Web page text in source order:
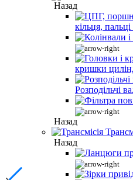
Назад
кільця, пальці
кришки
Розподільчі
Назад
Назад